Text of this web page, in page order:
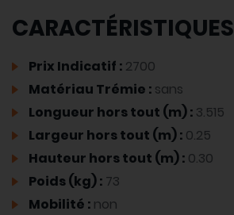
CARACTÉRISTIQUES
Prix Indicatif : 2700
Matériau Trémie : sans
Longueur hors tout (m) : 3.515
Largeur hors tout (m) : 0.25
Hauteur hors tout (m) : 0.30
Poids (kg) : 73
Mobilité : non